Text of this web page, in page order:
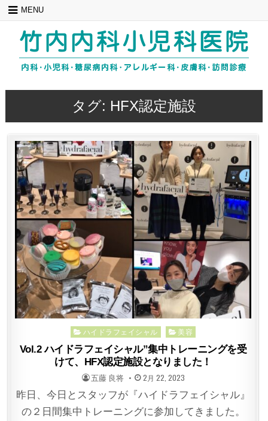
Skip
content
MENU
タグ: HFX認定施設
Posted
in
ハイドラフェイシャル 美容
Vol.2 ハイドラフェイシャル”集中トレーニングを受
けて、HFX認定施設となりました！
POSTED
BY
五藤 良将 POSTED
ON
2月 22, 2023
昨日、今日とスタッフが『ハイドラフェイシャル』
の２日間集中トレーニングに参加してきました。